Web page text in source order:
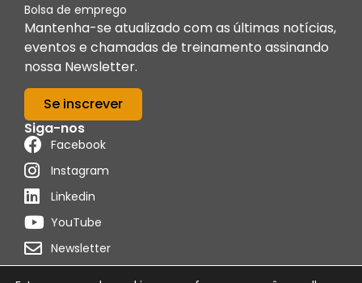
Bolsa de emprego
Mantenha-se atualizado com as últimas notícias,
eventos e chamadas de treinamento assinando
nossa Newsletter.
Se inscrever
Siga-nos
Facebook
Instagram
Linkedin
YouTube
Newsletter